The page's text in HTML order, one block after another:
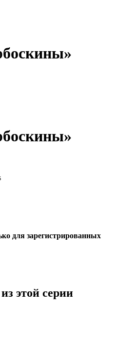
для зарегистрированных
этой серии